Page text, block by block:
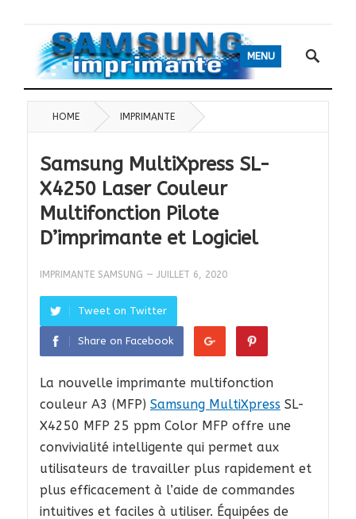
MENU
HOME IMPRIMANTE
Samsung MultiXpress SL-
X4250 Laser Couleur
Multifonction Pilote
D’imprimante et Logiciel
IMPRIMANTE SAMSUNG — JUILLET 6, 2020
Tweet on Twitter
Share on Facebook
La nouvelle imprimante multifonction
couleur A3 (MFP) Samsung MultiXpressSL-
X4250 MFP 25 ppm Color MFP offre une
convivialité intelligente qui permet aux
utilisateurs de travailler plus rapidement et
plus efficacement à l’aide de commandes
intuitives et faciles à utiliser. Équipées de